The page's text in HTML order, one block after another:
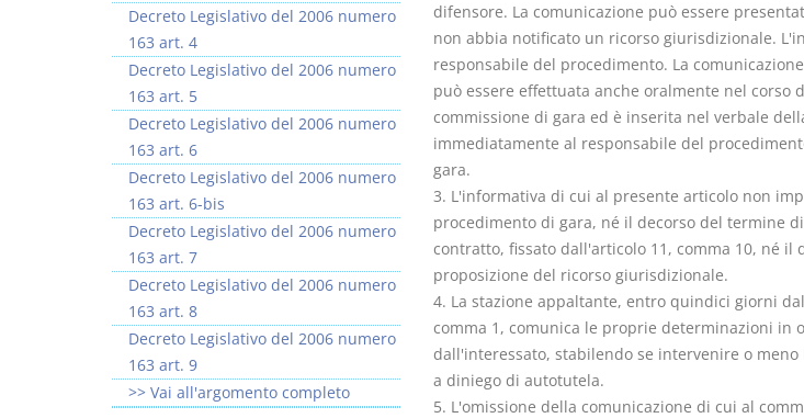
difensore. La comunicazione può essere
non abbia notificato un ricorso giurisdizionale.
responsabile del procedimento. La
può essere effettuata anche oralmente nel corso
commissione di gara ed è inserita nel verbale
immediatamente al responsabile del
gara.
3. L'informativa di cui al presente articolo non
procedimento di gara, né il decorso del termine
contratto, fissato dall'articolo 11, comma 10, né il
proposizione del ricorso giurisdizionale.
4. La stazione appaltante, entro quindici giorni
comma 1, comunica le proprie determinazioni in
dall'interessato, stabilendo se intervenire o
a diniego di autotutela.
5. L'omissione della comunicazione di cui al
Decreto Legislativo del 2006 numero
163 art. 4
Decreto Legislativo del 2006 numero
163 art. 5
Decreto Legislativo del 2006 numero
163 art. 6
Decreto Legislativo del 2006 numero
163 art. 6-bis
Decreto Legislativo del 2006 numero
163 art. 7
Decreto Legislativo del 2006 numero
163 art. 8
Decreto Legislativo del 2006 numero
163 art. 9
>> Vai all'argomento completo